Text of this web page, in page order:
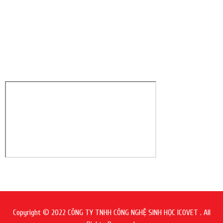
Copyright © 2022 CÔNG TY TNHH CÔNG NGHỆ SINH HỌC ICOVET . All